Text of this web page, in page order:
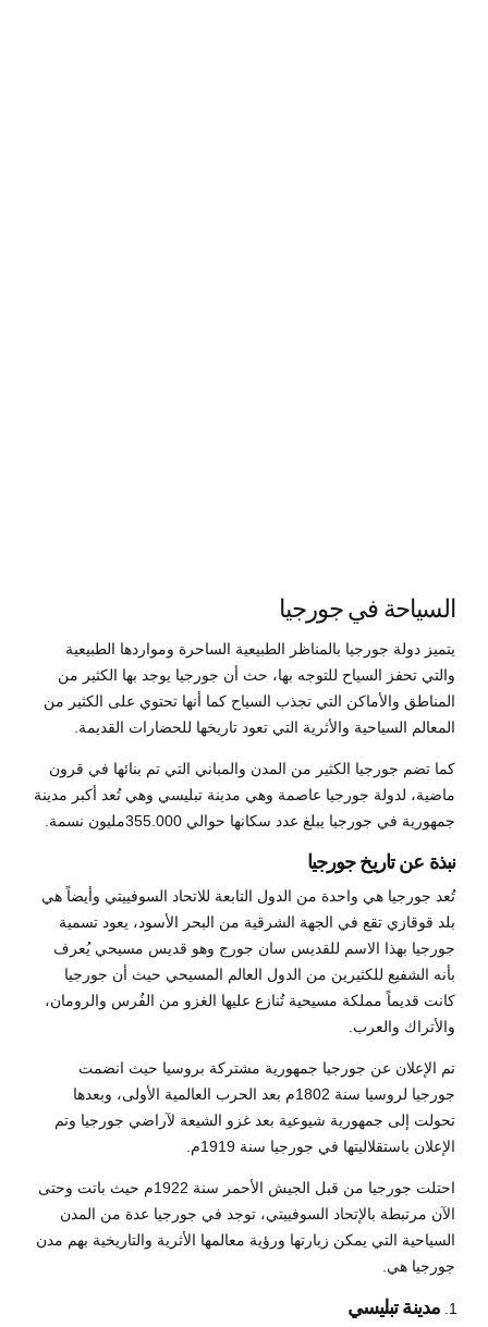
السياحة في جورجيا
يتميز دولة جورجيا بالمناظر الطبيعية الساحرة ومواردها الطبيعية
والتي تحفز السياح للتوجه بها، حث أن جورجيا يوجد بها الكثير من
المناطق والأماكن التي تجذب السياح كما أنها تحتوي على الكثير من
المعالم السياحية والأثرية التي تعود تاريخها للحضارات القديمة.
كما تضم جورجيا الكثير من المدن والمباني التي تم بنائها في قرون
ماضية، لدولة جورجيا عاصمة وهي مدينة تبليسي وهي تُعد أكبر مدينة
جمهورية في جورجيا يبلغ عدد سكانها حوالي 355.000مليون نسمة.
نبذة عن تاريخ جورجيا
تُعد جورجيا هي واحدة من الدول التابعة للاتحاد السوفييتي وأيضاً هي
بلد قوقازي تقع في الجهة الشرقية من البحر الأسود، يعود تسمية
جورجيا بهذا الاسم للقديس سان جورج وهو قديس مسيحي يُعرف
بأنه الشفيع للكثيرين من الدول العالم المسيحي حيث أن جورجيا
كانت قديماً مملكة مسيحية تُنازع عليها الغزو من الفُرس والرومان،
والأتراك والعرب.
تم الإعلان عن جورجيا جمهورية مشتركة بروسيا حيث انضمت
جورجيا لروسيا سنة 1802م بعد الحرب العالمية الأولى، وبعدها
تحولت إلى جمهورية شيوعية بعد غزو الشيعة لآراضي جورجيا وتم
الإعلان باستقلاليتها في جورجيا سنة 1919م.
احتلت جورجيا من قبل الجيش الأحمر سنة 1922م حيث باتت وحتى
الآن مرتبطة بالإتحاد السوفييتي، توجد في جورجيا عدة من المدن
السياحية التي يمكن زيارتها ورؤية معالمها الأثرية والتاريخية بهم مدن
جورجيا هي.
مدينة تبليسي